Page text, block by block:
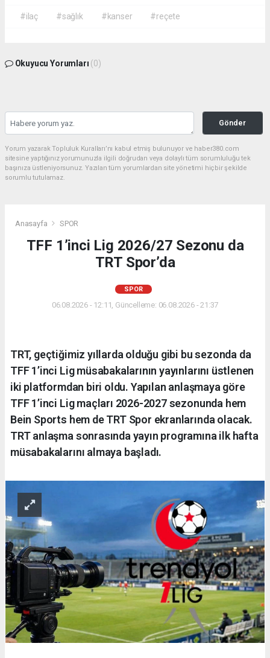
#ilaç #sağlık #kanser #reçete
Okuyucu Yorumları (0)
Gönder
Yorum yazarak Topluluk Kuralları’nı kabul etmiş bulunuyor ve haber380.com
sitesine yaptığınız yorumunuzla ilgili doğrudan veya dolaylı tüm sorumluluğu tek
başınıza üstleniyorsunuz. Yazılan tüm yorumlardan site yönetimi hiçbir şekilde
sorumlu tutulamaz.
Anasayfa SPOR
TFF 1’inci Lig 2026/27 Sezonu da
TRT Spor’da
SPOR
06.08.2026 - 12:11, Güncelleme: 06.08.2026 - 21:37
TRT, geçtiğimiz yıllarda olduğu gibi bu sezonda da
TFF 1’inci Lig müsabakalarının yayınlarını üstlenen
iki platformdan biri oldu. Yapılan anlaşmaya göre
TFF 1’inci Lig maçları 2026-2027 sezonunda hem
Bein Sports hem de TRT Spor ekranlarında olacak.
TRT anlaşma sonrasında yayın programına ilk hafta
müsabakalarını almaya başladı.